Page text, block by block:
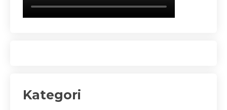
Kategori